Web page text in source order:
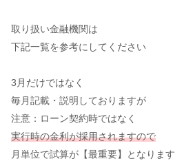
取り扱い金融機関は
下記一覧を参考にしてください
3月だけではなく
毎月記載・説明しておりますが
注意：ローン契約時ではなく
実行時の金利が採用されますので
月単位で試算が【最重要】となります